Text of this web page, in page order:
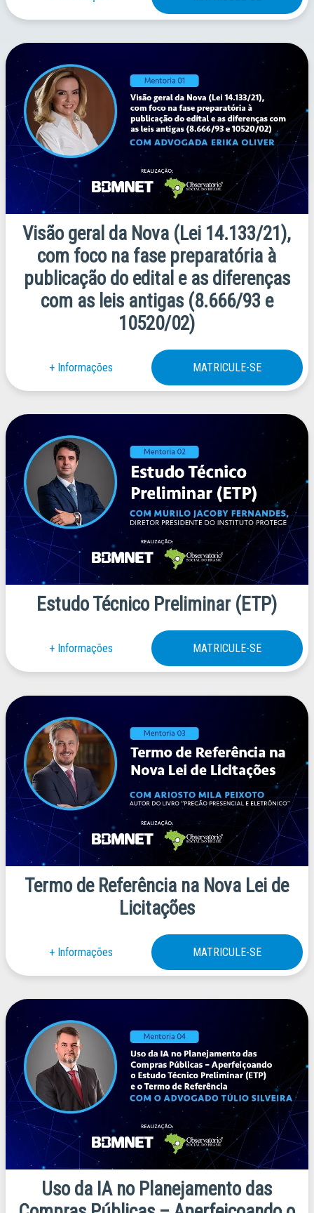
Visão geral da Nova (Lei 14.133/21),
com foco na fase preparatória à
publicação do edital e as diferenças
com as leis antigas (8.666/93 e
10520/02)
Estudo Técnico Preliminar (ETP)
Termo de Referência na Nova Lei de
Licitações
Uso da IA no Planejamento das